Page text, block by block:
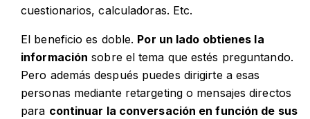
cuestionarios, calculadoras. Etc.
El beneficio es doble. Por un lado obtienes la
información sobre el tema que estés preguntando.
Pero además después puedes dirigirte a esas
personas mediante retargeting o mensajes directos
para continuar la conversación en función de sus